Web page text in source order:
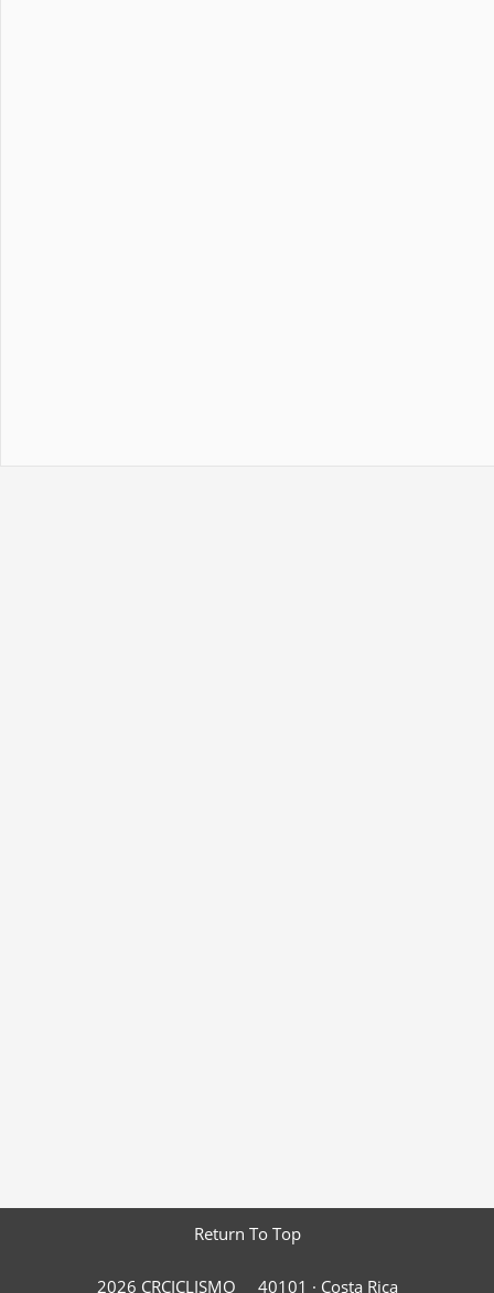
Return To Top
2026 CRCICLISMO 40101 · Costa Rica